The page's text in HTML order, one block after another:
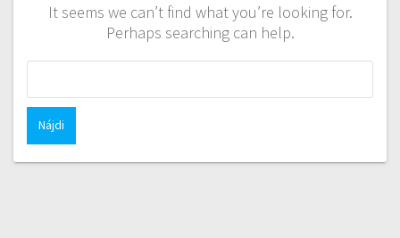
It seems we can’t find what you’re looking for.
Perhaps searching can help.